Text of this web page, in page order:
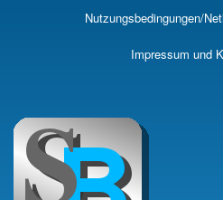
Nutzungsbedingungen/
Impressum und